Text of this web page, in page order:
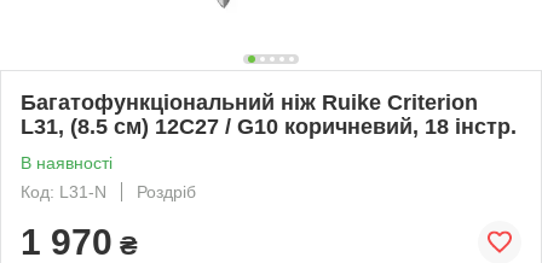
Багатофункціональний ніж Ruike Criterion
L31, (8.5 см) 12C27 / G10 коричневий, 18 інстр.
В наявності
Код: L31-N
Роздріб
1 970 ₴